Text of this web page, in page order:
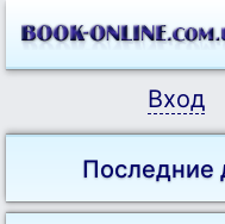
Вход
Последние